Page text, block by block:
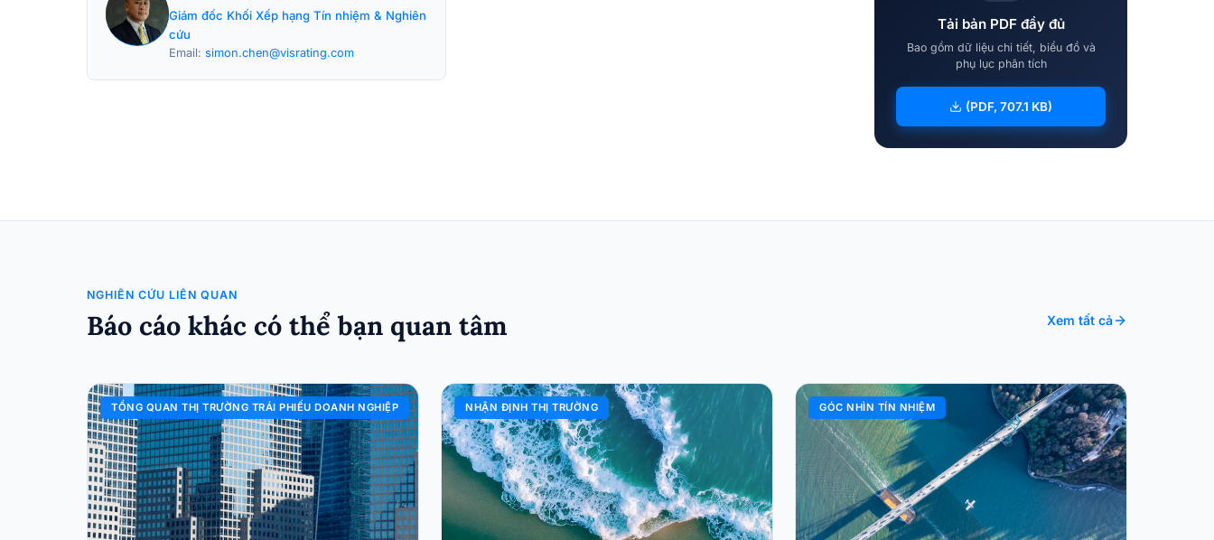
Giám đốc Khối Xếp hạng Tín nhiệm & Nghiên
cứu
Email: simon.chen@visrating.com
Tải bản PDF đầy đủ
Bao gồm dữ liệu chi tiết, biểu đồ và
phụ lục phân tích
(PDF, 707.1 KB)
NGHIÊN CỨU LIÊN QUAN
Báo cáo khác có thể bạn quan tâm Xem tất cả
TỔNG QUAN THỊ TRƯỜNG TRÁI PHIẾU DOANH NGHIỆP NHẬN ĐỊNH THỊ TRƯỜNG GÓC NHÌN TÍN NHIỆM